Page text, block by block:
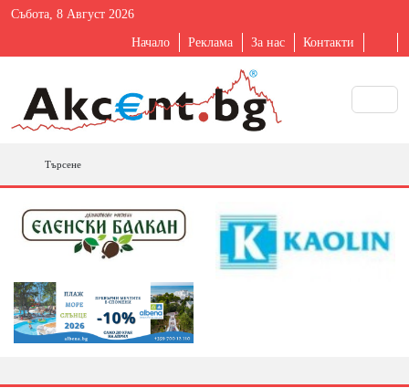
Събота, 8 Август 2026
Начало Реклама За нас Контакти
Търсене